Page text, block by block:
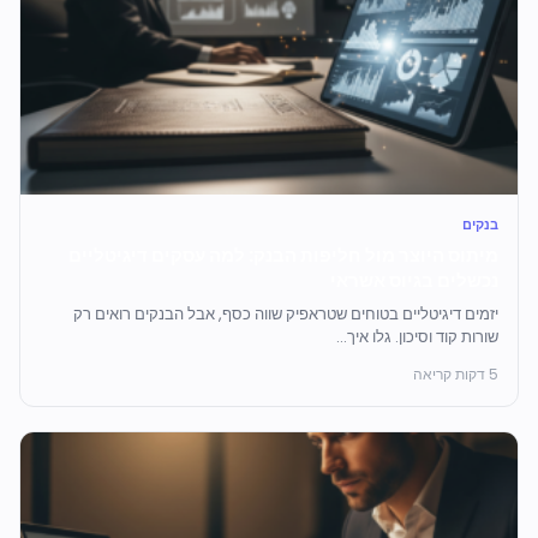
בנקים
יזמים דיגיטליים בטוחים שטראפיק שווה כסף, אבל הבנקים רואים רק
שורות קוד וסיכון. גלו איך...
5 דקות קריאה